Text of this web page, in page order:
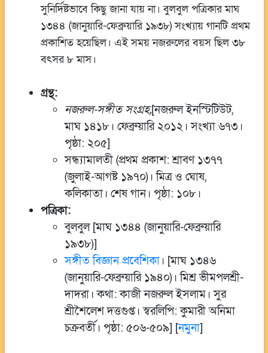
সুনির্দিষ্টভাবে কিছু জানা যায় না। বুলবুল পত্রিকার মাঘ
১৩৪৪ (জানুয়ারি-ফেব্রুয়ারি ১৯৩৮) সংখ্যায় গানটি প্রথম
প্রকাশিত হয়েছিল। এই সময় নজরুলের বয়স ছিল ৩৮
বৎসর ৮ মাস।
গ্রন্থ:
নজরুল-সঙ্গীত সংগ্রহ,[নজরুল ইনস্টিটিউট,
মাঘ ১৪১৮। ফেব্রুয়ারি ২০১২। সংখ্যা ৬৭৩।
পৃষ্ঠা: ২০৫]
সন্ধ্যামালতী (প্রথম প্রকাশ: শ্রাবণ ১৩৭৭
(জুলাই-আগষ্ট ১৯৭০)। মিত্র ও ঘোষ,
কলিকাতা। শেষ গান। পৃষ্ঠা: ১০৮।
পত্রিকা:
বুলবুল [মাঘ ১৩৪৪ (জানুয়ারি-ফেব্রুয়ারি
১৯৩৮)]
সঙ্গীত বিজ্ঞান প্রবেশিকা। [মাঘ ১৩৪৬
(জানুয়ারি-ফেব্রুয়ারি ১৯৪০)। মিশ্র ভীমপলশ্রী-
দাদরা। কথা: কাজী নজরুল ইসলাম। সুর
শ্রীশৈলেশ দত্তগুপ্ত। স্বরলিপি: কুমারী অনিমা
চক্রবর্তী। পৃষ্ঠা: ৫০৬-৫০৯] [নমুনা]